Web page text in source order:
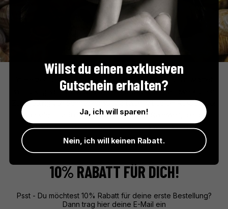
Bourgogne Escargots
Im Herzen der Bourgogne, in Chevigny-Saint-Sauveur, widmet
sich Bourgogne Escargots mit Leidenschaft der handwerklichen
Zubereitung von Schneckenspezialitäten. Mit tiefem Respekt vor
regionalen Traditionen entstehen hier Delikatessen, die den
authentischen Geschmack Frankreichs widerspiegeln.
10% RABATT FÜR DICH!
Psst - Du möchtest 10% Rabatt für deine erste Bestellung?
Dann trag hier deine E-Mail ein
Willst du einen exklusiven
Gutschein erhalten?
Ja, ich will sparen!
Nein, ich will keinen Rabatt.